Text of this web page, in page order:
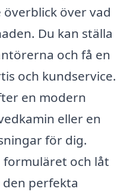
över vad
Du kan ställa
och få en
och kundservice.
en modern
eller en
för dig.
formuläret och låt
perfekta